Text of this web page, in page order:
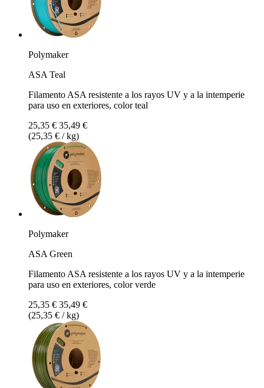
Polymaker
ASA Teal
Filamento ASA resistente a los rayos UV y a la intemperie
para uso en exteriores, color teal
25,35 € 35,49 €
(25,35 € / kg)
Polymaker
ASA Green
Filamento ASA resistente a los rayos UV y a la intemperie
para uso en exteriores, color verde
25,35 € 35,49 €
(25,35 € / kg)